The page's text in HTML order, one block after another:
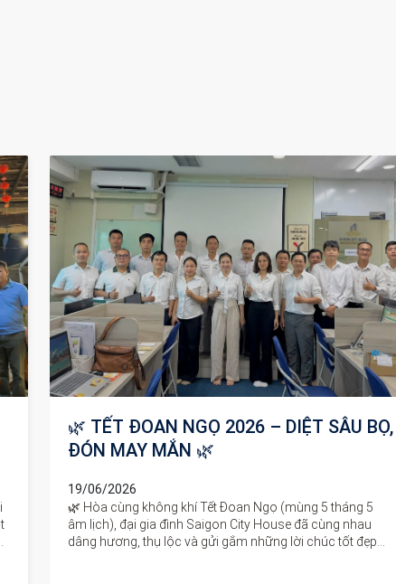
🔥 CHÚC MỪNG NHỮNG HỢP ĐỒNG
THÀNH CÔNG THÁNG 2 & 3/2026 🔥
14/04/2026
Hai tháng đầu năm bùng nổ với những tín hiệu tích cực,
Saigon City House tự hào chúc mừng toàn thể anh chị
em đã nỗ lực hết mình để mang về những hợp đồng giá